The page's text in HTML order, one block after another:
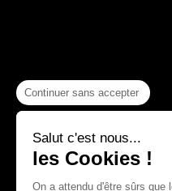
Continuer sans accepter
Salut c'est nous...
les Cookies !
On a attendu d'être sûrs que